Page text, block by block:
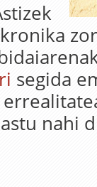
segida
nahi